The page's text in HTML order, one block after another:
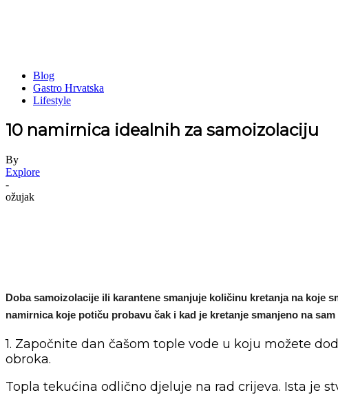
Blog
Gastro Hrvatska
Lifestyle
10 namirnica idealnih za samoizolaciju
By
Explore
-
ožujak
Doba samoizolacije ili karantene smanjuje količinu kretanja na koje
namirnica koje potiču probavu čak i kad je kretanje smanjeno na
1. Započnite dan čašom tople vode u koju možete
obroka.
Topla tekućina odlično djeluje na rad crijeva. Ista je